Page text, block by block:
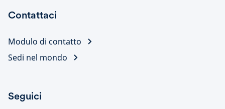
Contattaci
Modulo di contatto
Sedi nel mondo
Seguici